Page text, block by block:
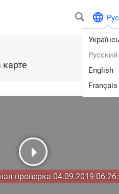
Рус
Русский
English
Français
карте
проверка 04.09.2019